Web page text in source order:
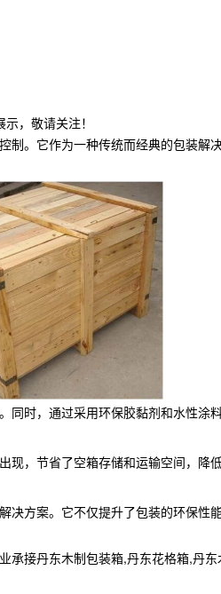
，敬请关注！
。它作为一种传统而经典的包装
时，通过采用环保胶黏剂和水性
，节省了空箱存储和运输空间，
方案。它不仅提升了包装的环保
承接丹东木制包装箱,丹东花格箱,丹